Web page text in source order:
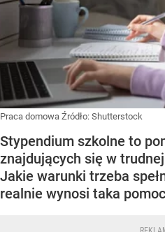
Praca domowa Źródło: Shutterstock
Stypendium szkolne to
znajdujących się w
Jakie warunki trzeba
realnie wynosi taka